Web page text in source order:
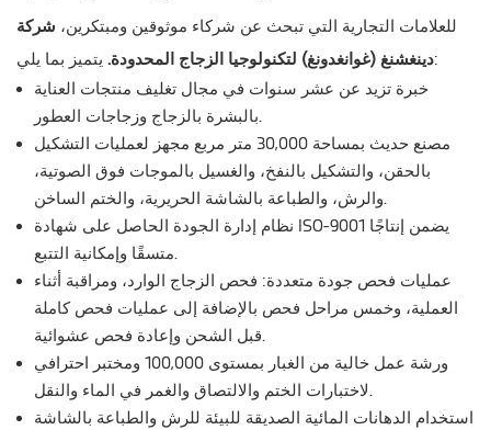
للعلامات التجارية التي تبحث عن شركاء موثوقين ومبتكرين، شركة
دينغشنغ (غوانغدونغ) لتكنولوجيا الزجاج المحدودة.يتميز بما يلي:
خبرة تزيد عن عشر سنوات في مجال تغليف منتجات العناية
بالبشرة بالزجاج وزجاجات العطور.
مصنع حديث بمساحة 30,000 متر مربع مجهز لعمليات التشكيل
بالحقن، والتشكيل بالنفخ، والغسيل بالموجات فوق الصوتية،
والرش، والطباعة بالشاشة الحريرية، والختم الساخن.
نظام إدارة الجودة الحاصل على شهادة ISO-9001 يضمن إنتاجًا
متسقًا وإمكانية التتبع.
عمليات فحص جودة متعددة: فحص الزجاج الوارد، ومراقبة أثناء
العملية، وخمس مراحل فحص بالإضافة إلى عمليات فحص كاملة
قبل الشحن وإعادة فحص عشوائية.
ورشة عمل خالية من الغبار بمستوى 100,000 ومختبر احترافي
لاختبارات الختم والالتصاق والغمر في الماء والنقل.
استخدام الدهانات المائية الصديقة للبيئة للرش والطباعة بالشاشة